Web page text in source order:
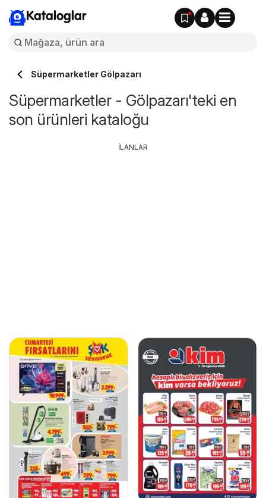
Kataloglar
Süpermarketler Gölpazarı
Süpermarketler - Gölpazarı'teki en
son ürünleri kataloğu
İLANLAR